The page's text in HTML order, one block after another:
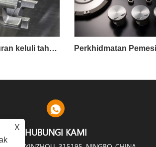
Bahagian pelaburan keluli tahan karat keluli ketepatan PED ISO bersertifikat
HUBUNGI KAMI
X